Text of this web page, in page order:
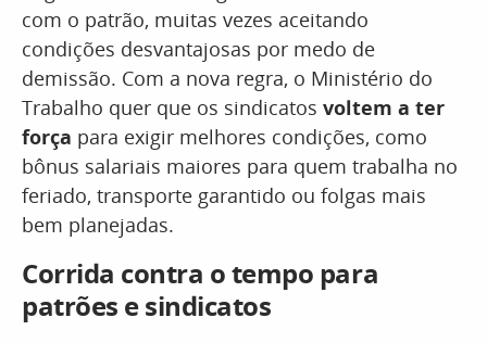
com o patrão, muitas vezes aceitando
condições desvantajosas por medo de
demissão. Com a nova regra, o Ministério do
Trabalho quer que os sindicatos voltem a ter
força para exigir melhores condições, como
bônus salariais maiores para quem trabalha no
feriado, transporte garantido ou folgas mais
bem planejadas.
Corrida contra o tempo para
patrões e sindicatos